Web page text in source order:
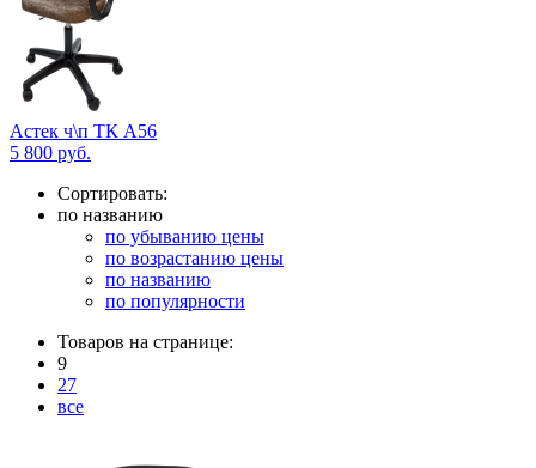
Астек ч\п ТК А56
5 800 руб.
Сортировать:
по названию
по убыванию цены
по возрастанию цены
по названию
по популярности
Товаров на странице:
9
27
все